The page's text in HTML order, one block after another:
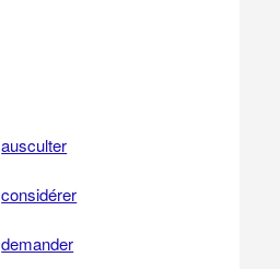
ausculter
considérer
demander